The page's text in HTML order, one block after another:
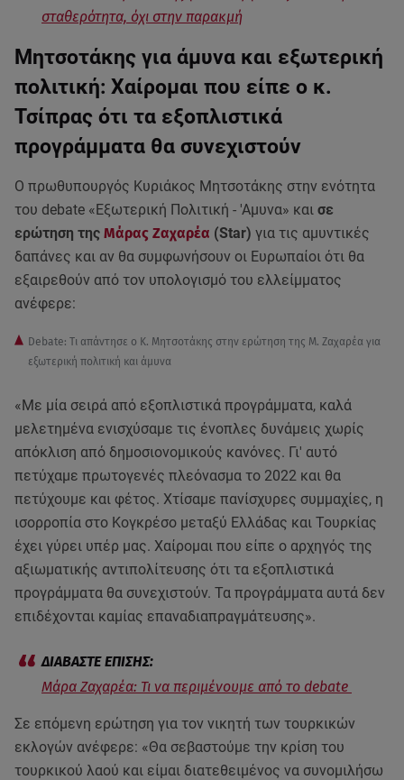
σταθερότητα, όχι στην παρακμή
Μητσοτάκης για άμυνα και εξωτερική
πολιτική: Χαίρομαι που είπε ο κ.
Τσίπρας ότι τα εξοπλιστικά
προγράμματα θα συνεχιστούν
Ο πρωθυπουργός Κυριάκος Μητσοτάκης στην ενότητα
του debate «Εξωτερική Πολιτική - 'Αμυνα» και σε
ερώτηση της Μάρας Ζαχαρέα (Star) για τις αμυντικές
δαπάνες και αν θα συμφωνήσουν οι Ευρωπαίοι ότι θα
εξαιρεθούν από τον υπολογισμό του ελλείμματος
ανέφερε:
Debate: Τι απάντησε ο Κ. Μητσοτάκης στην ερώτηση της Μ. Ζαχαρέα για
εξωτερική πολιτική και άμυνα
«Με μία σειρά από εξοπλιστικά προγράμματα, καλά
μελετημένα ενισχύσαμε τις ένοπλες δυνάμεις χωρίς
απόκλιση από δημοσιονομικούς κανόνες. Γι' αυτό
πετύχαμε πρωτογενές πλεόνασμα το 2022 και θα
πετύχουμε και φέτος. Χτίσαμε πανίσχυρες συμμαχίες, η
ισορροπία στο Κογκρέσο μεταξύ Ελλάδας και Τουρκίας
έχει γύρει υπέρ μας. Χαίρομαι που είπε ο αρχηγός της
αξιωματικής αντιπολίτευσης ότι τα εξοπλιστικά
προγράμματα θα συνεχιστούν. Τα προγράμματα αυτά δεν
επιδέχονται καμίας επαναδιαπραγμάτευσης».
Μάρα Ζαχαρέα: Τι να περιμένουμε από το debate
Σε επόμενη ερώτηση για τον νικητή των τουρκικών
εκλογών ανέφερε: «Θα σεβαστούμε την κρίση του
τουρκικού λαού και είμαι διατεθειμένος να συνομιλήσω